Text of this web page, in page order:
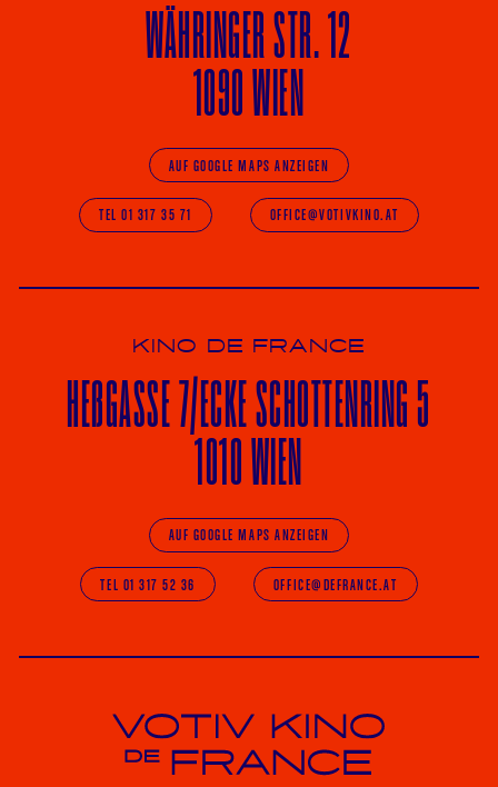
WÄHRINGERSTR. 12
1090 WIEN
AUF GOOGLE MAPS ANZEIGEN
TEL 01 317 35 71 OFFICE@VOTIVKINO.AT
KINO DE FRANCE
HEßGASSE 7/ECKESCHOTTENRING 5
1010 WIEN
AUF GOOGLE MAPS ANZEIGEN
TEL 01 317 52 36 OFFICE@DEFRANCE.AT
Votiv Kino und Kino De France in Wien